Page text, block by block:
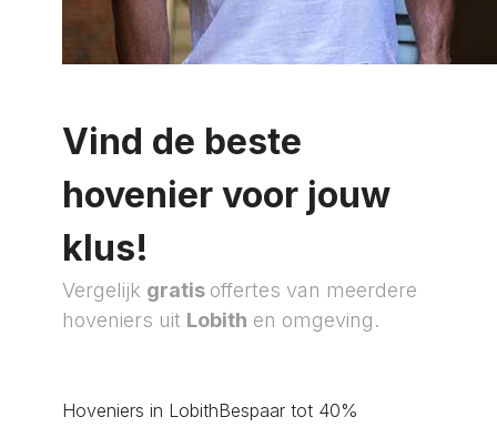
Vind de beste
hovenier voor jouw
klus!
Vergelijk gratis offertes van meerdere
hoveniers uit Lobith en omgeving.
Hoveniers in LobithBespaar tot 40%